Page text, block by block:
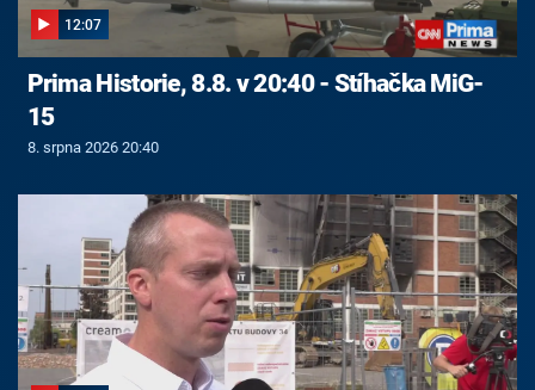
12:07
Prima Historie, 8.8. v 20:40 - Stíhačka MiG-
15
8. srpna 2026 20:40